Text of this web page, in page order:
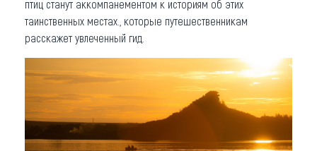
птиц станут аккомпанементом к историям об этих
таинственных местах., которые путешественникам
расскажет увлеченный гид.